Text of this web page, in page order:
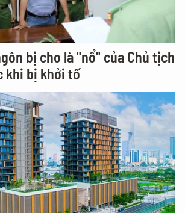
bị cho là "nổ" của Chủ tịch
khi bị khởi tố